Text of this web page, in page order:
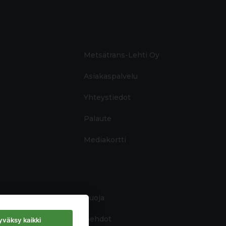
Metsätrans-Lehti Oy
Asiakaspalvelu
Yhteystiedot
Palaute
Mediakortti
Tietosuoja
Käyttöehdot
kaikki